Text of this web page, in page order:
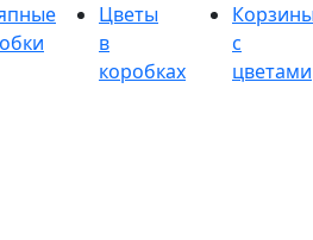
Цветы
в
коробках
с
цветами